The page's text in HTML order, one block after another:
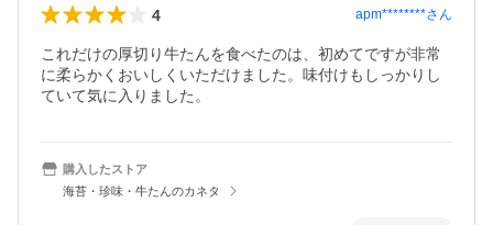
4 apm********さん
これだけの厚切り牛たんを食べたのは、初めてですが非常
に柔らかくおいしくいただけました。味付けもしっかりし
ていて気に入りました。
購入したストア
海苔・珍味・牛たんのカネタ